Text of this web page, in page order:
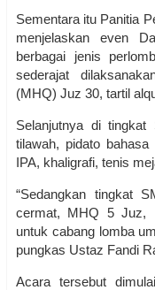
Sementara itu Panitia
menjelaskan even
berbagai jenis
sederajat
(MHQ) Juz 30, tartil
Selanjutnya di
tilawah, pidato
IPA, khaligrafi, tenis
“Sedangkan tingkat
cermat, MHQ 5 Juz,
untuk cabang lomba
pungkas Ustaz Fandi
Acara tersebut